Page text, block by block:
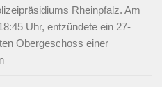
Rheinpfalz. Am
Uhr, entzündete ein 27-
Obergeschoss einer